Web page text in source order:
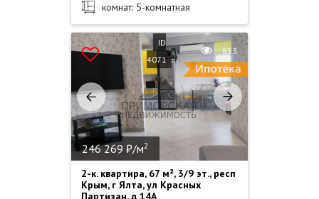
комнат: 5-комнатная
ID
4071
853
246 269 ₽/м2
2-к. квартира, 67 м², 3/9 эт., респ
Крым, г Ялта, ул Красных
Партизан, д 14А